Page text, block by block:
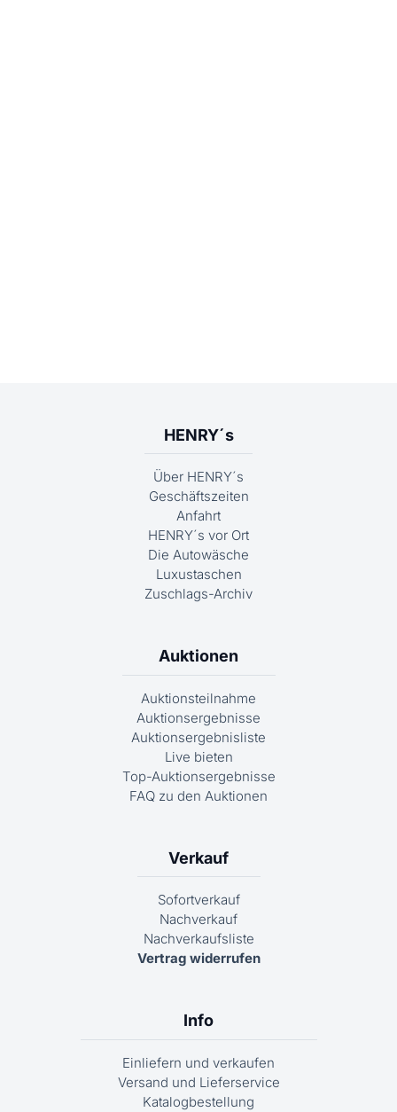
HENRY´s
Über HENRY´s
Geschäftszeiten
Anfahrt
HENRY´s vor Ort
Die Autowäsche
Luxustaschen
Zuschlags-Archiv
Auktionen
Auktionsteilnahme
Auktionsergebnisse
Auktionsergebnisliste
Live bieten
Top-Auktionsergebnisse
FAQ zu den Auktionen
Verkauf
Sofortverkauf
Nachverkauf
Nachverkaufsliste
Vertrag widerrufen
Info
Einliefern und verkaufen
Versand und Lieferservice
Katalogbestellung